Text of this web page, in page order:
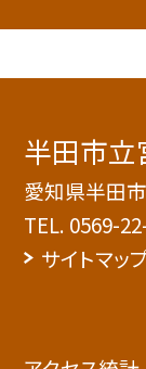
半田市
愛知県半田
TEL. 0569-
サイトマッ